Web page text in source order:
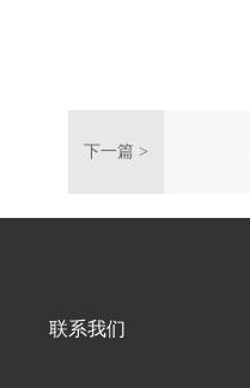
下一篇 >
联系我们